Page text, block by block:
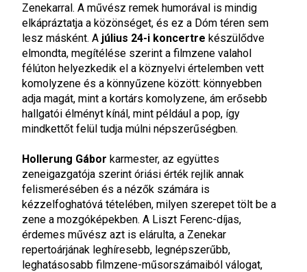
Zenekarral. A művész remek humorával is mindig
elkápráztatja a közönséget, és ez a Dóm téren sem
lesz másként. A július 24-i koncertre készülődve
elmondta, megítélése szerint a filmzene valahol
félúton helyezkedik el a köznyelvi értelemben vett
komolyzene és a könnyűzene között: könnyebben
adja magát, mint a kortárs komolyzene, ám erősebb
hallgatói élményt kínál, mint például a pop, így
mindkettőt felül tudja múlni népszerűségben.
Hollerung Gábor karmester, az együttes
zeneigazgatója szerint óriási érték rejlik annak
felismerésében és a nézők számára is
kézzelfoghatóvá tételében, milyen szerepet tölt be a
zene a mozgóképekben. A Liszt Ferenc-díjas,
érdemes művész azt is elárulta, a Zenekar
repertoárjának leghíresebb, legnépszerűbb,
leghatásosabb filmzene-műsorszámaiból válogat,